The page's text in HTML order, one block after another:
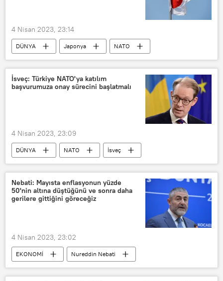
4 Nisan 2023, 23:14
DÜNYA Japonya
NATO
Jens Stoltenberg
ittifak
Hayaşi Yoşimasa
İsveç: Türkiye NATO'ya katılım
başvurumuza onay sürecini başlatmalı
4 Nisan 2023, 23:09
DÜNYA NATO
İsveç
Tobias Billström
Türkiye
Nebati: Mayısta enflasyonun yüzde
50'nin altına düştüğünü ve sonra daha
gerilere gittiğini göreceğiz
4 Nisan 2023, 23:02
EKONOMİ
Nureddin Nebati
Soğan
Enflasyon Et